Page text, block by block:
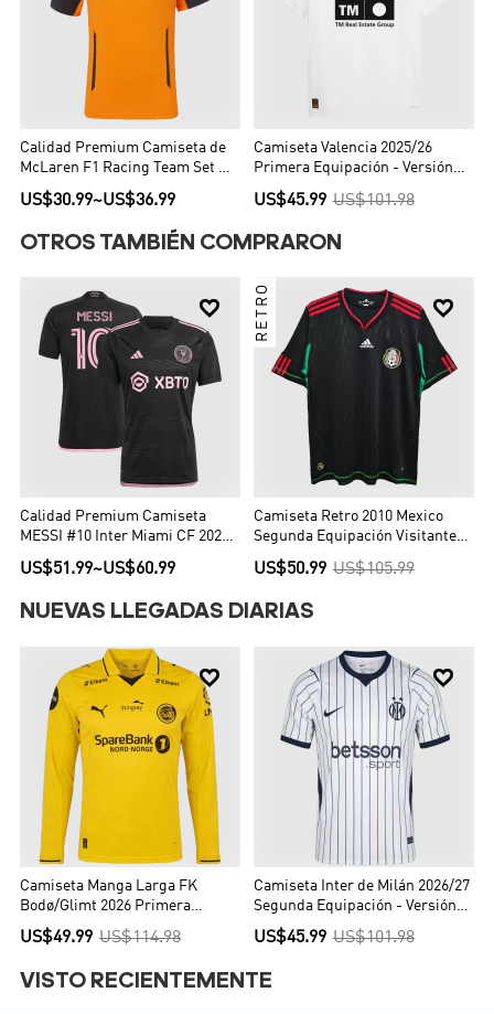
Calidad Premium Camiseta de
McLaren F1 Racing Team Set Up
T-Shirt Orange Hombre Naranja
US$30.99~US$36.99
Camiseta Valencia 2025/26
Primera Equipación - Versión
Hincha
US$45.99 US$101.98
OTROS TAMBIÉN COMPRARON

Calidad Premium Camiseta
MESSI #10 Inter Miami CF 2023
Segunda Equipación Visitante
Hombre - Versión Hincha
US$51.99~US$60.99

RETRO
Camiseta Retro 2010 Mexico
Segunda Equipación Visitante
Hombre - Versión Hincha
US$50.99 US$105.99
NUEVAS LLEGADAS DIARIAS

Camiseta Manga Larga FK
Bodø/Glimt 2026 Primera
Equipación - Versión Hincha
US$49.99 US$114.98

Camiseta Inter de Milán 2026/27
Segunda Equipación - Versión
Hincha
US$45.99 US$101.98
VISTO RECIENTEMENTE